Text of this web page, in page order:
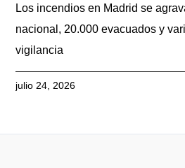
Los incendios en Madrid se
nacional, 20.000 evacuados y
vigilancia
julio 24, 2026